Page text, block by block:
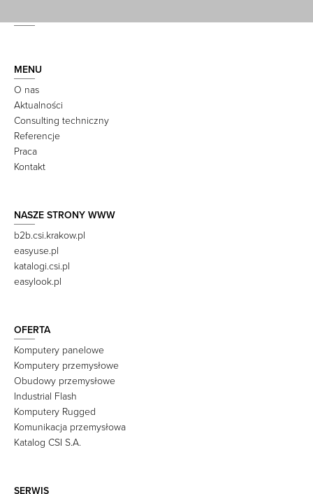
MENU
O nas
Aktualności
Consulting techniczny
Referencje
Praca
Kontakt
NASZE STRONY WWW
b2b.csi.krakow.pl
easyuse.pl
katalogi.csi.pl
easylook.pl
OFERTA
Komputery panelowe
Komputery przemysłowe
Obudowy przemysłowe
Industrial Flash
Komputery Rugged
Komunikacja przemysłowa
Katalog CSI S.A.
SERWIS